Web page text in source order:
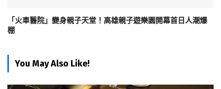
「火車醫院」變身親子天堂！高雄親子遊樂園開幕首日人潮爆
棚
You May Also Like!